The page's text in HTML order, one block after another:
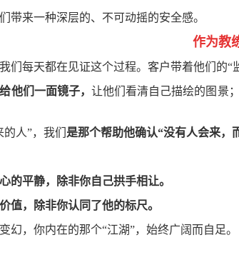
带来一种深层的、不可动摇的安全感。
作为教
们每天都在见证这个过程。客户带着他们的“
他们一面镜子， 让他们看清自己描绘的图景
人”，我们 是那个帮助他确认“没有人会来，
的平静，除非你自己拱手相让。
值，除非你认同了他的标尺。
幻，你内在的那个“江湖”，始终广阔而自足。